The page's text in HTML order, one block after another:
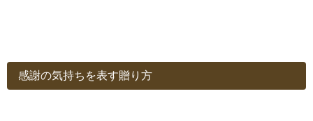
感謝の気持ちを表す贈り方